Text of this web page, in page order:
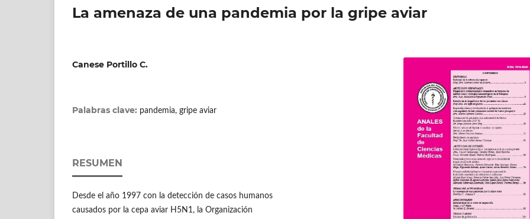
La amenaza de una pandemia por la gripe aviar
Canese Portillo C.
Palabras clave: pandemia, gripe aviar
RESUMEN
Desde el año 1997 con la detección de casos humanos
causados por la cepa aviar H5N1, la Organización